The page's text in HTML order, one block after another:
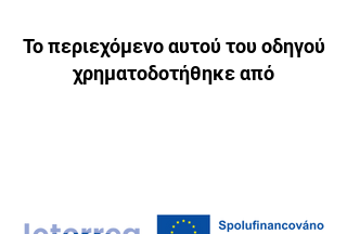
Το περιεχόμενο αυτού του οδηγού
χρηματοδοτήθηκε από